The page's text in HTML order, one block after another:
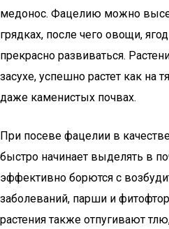
медонос. Фацелию можно
грядках, после чего овощи,
прекрасно развиваться.
засухе, успешно растет как на
даже каменистых почвах.
При посеве фацелии в
быстро начинает выделять в
эффективно борются с
заболеваний, парши и
растения также отпугивают